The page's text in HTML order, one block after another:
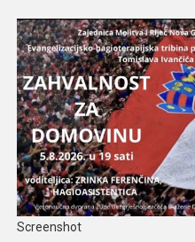
Screenshot